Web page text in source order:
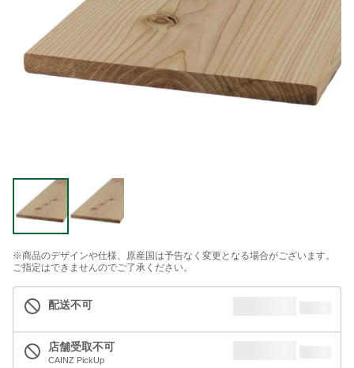
※商品のデザインや仕様、原産国は予告なく変更となる場合がございます。
ご指定はできませんのでご了承ください。
配送不可
店舗受取不可
CAINZ PickUp